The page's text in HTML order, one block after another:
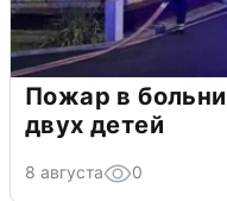
Пожар в
двух детей
8 августа 0